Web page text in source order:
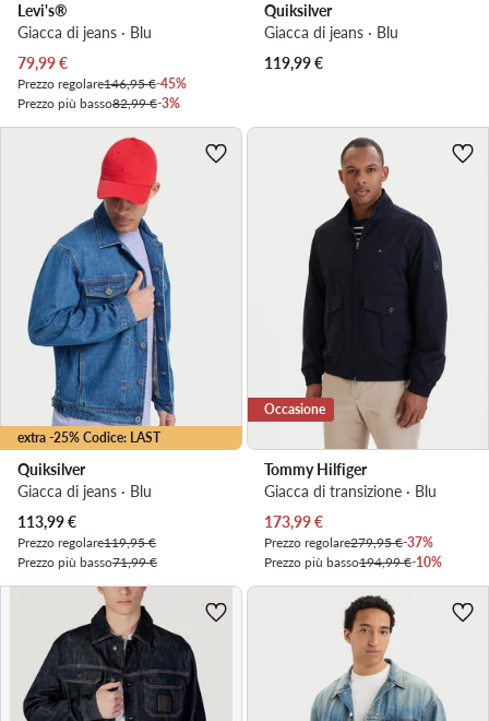
Levi's®
Giacca di jeans · Blu
Prezzo attuale
79,99€
Prezzo regolare146,95 €-45%
Prezzo più basso82,99 €-3%
Quiksilver
Giacca di jeans · Blu
119,99€
extra -25% Codice: LAST
Quiksilver
Giacca di jeans · Blu
Prezzo attuale
113,99€
Prezzo regolare119,95 €
Prezzo più basso71,99 €
Occasione
Tommy Hilfiger
Giacca di transizione · Blu
Prezzo attuale
173,99€
Prezzo regolare279,95 €-37%
Prezzo più basso194,99 €-10%